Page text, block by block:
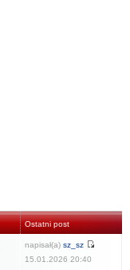
Ostatni post
napisał(a) sz_sz
15.01.2026 20:40